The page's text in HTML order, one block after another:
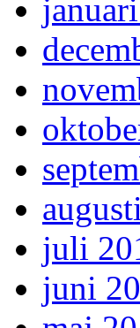
juli
juni